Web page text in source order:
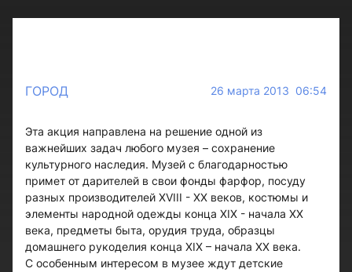
ГОРОД 26 марта 2013 06:54
Эта акция направлена на решение одной из
важнейших задач любого музея – сохранение
культурного наследия. Музей с благодарностью
примет от дарителей в свои фонды фарфор, посуду
разных производителей ХVIII - ХХ веков, костюмы и
элементы народной одежды конца XIX - начала XX
века, предметы быта, орудия труда, образцы
домашнего рукоделия конца XIX – начала XX века.
С особенным интересом в музее ждут детские